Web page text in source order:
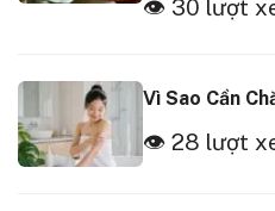
👁 30 lượt
Vì Sao Cần
👁 28 lượt